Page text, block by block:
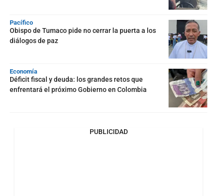
Pacífico
Obispo de Tumaco pide no cerrar la puerta a los
diálogos de paz
Economía
Déficit fiscal y deuda: los grandes retos que
enfrentará el próximo Gobierno en Colombia
PUBLICIDAD